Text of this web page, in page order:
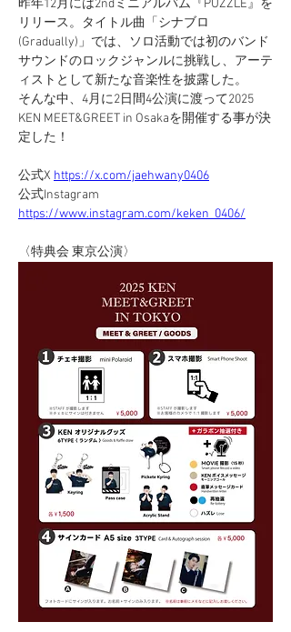
昨年12月には2ndミニアルバム『PUZZLE』を
リリース。タイトル曲「シナブロ
(Gradually)」では、ソロ活動では初のバンド
サウンドのロックジャンルに挑戦し、アーテ
ィストとして新たな音楽性を披露した。
そんな中、4月に2日間4公演に渡って2025
KEN MEET&GREET in Osakaを開催する事が決
定した！
公式X https://x.com/jaehwany0406
公式Instagram
https://www.instagram.com/keken_0406/
〈特典会 東京公演〉